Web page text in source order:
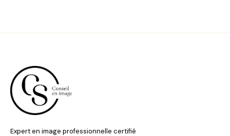
Expert en image professionnelle certifié